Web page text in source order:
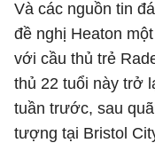
Và các nguồn tin
đề nghị Heaton
với cầu thủ trẻ
thủ 22 tuổi này trở
tuần trước, sau
tượng tại Bristol